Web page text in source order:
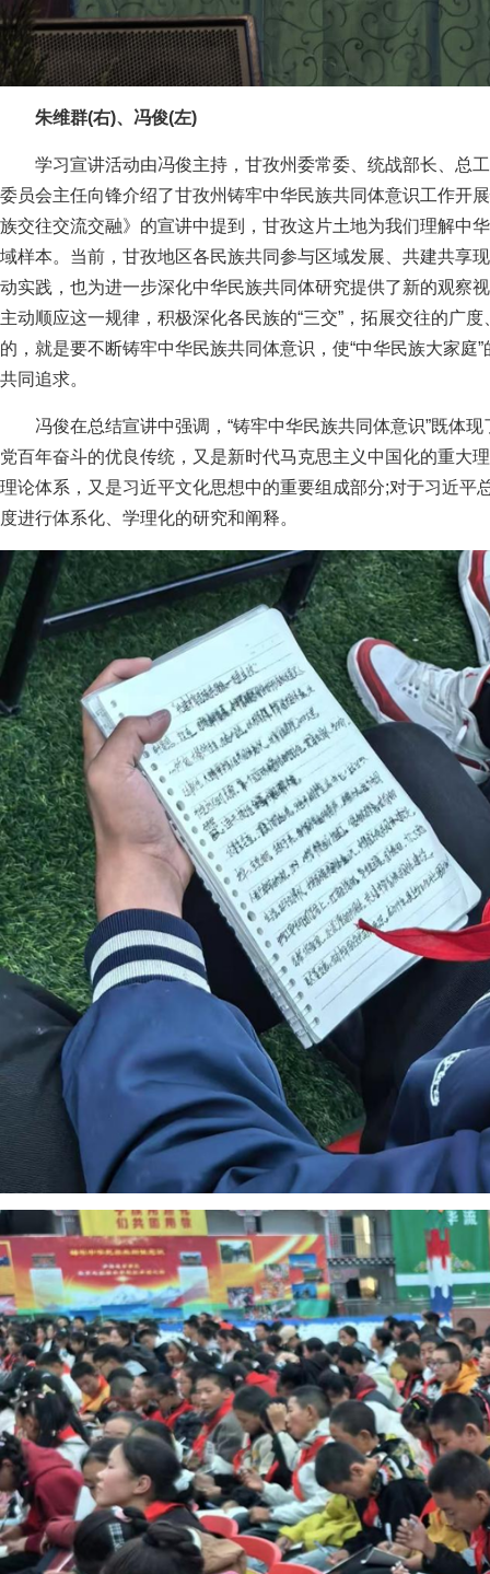
朱维群(右)、冯俊(左)
学习宣讲活动由冯俊主持，甘孜州委常委、统战部长、总
委员会主任向锋介绍了甘孜州铸牢中华民族共同体意识工作开
族交往交流交融》的宣讲中提到，甘孜这片土地为我们理解中
域样本。当前，甘孜地区各民族共同参与区域发展、共建共享
动实践，也为进一步深化中华民族共同体研究提供了新的观察
主动顺应这一规律，积极深化各民族的“三交”，拓展交往的广
的，就是要不断铸牢中华民族共同体意识，使“中华民族大家
共同追求。
冯俊在总结宣讲中强调，“铸牢中华民族共同体意识”既体
党百年奋斗的优良传统，又是新时代马克思主义中国化的重大
理论体系，又是习近平文化思想中的重要组成部分;对于习近平
度进行体系化、学理化的研究和阐释。